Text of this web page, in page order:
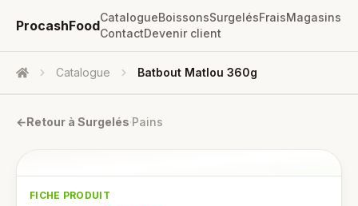
ProcashFood
CatalogueBoissonsSurgelésFraisMagasins
ContactDevenir client
Accueil Catalogue Batbout Matlou 360g
←Retour à Surgelés·Pains
FICHE PRODUIT